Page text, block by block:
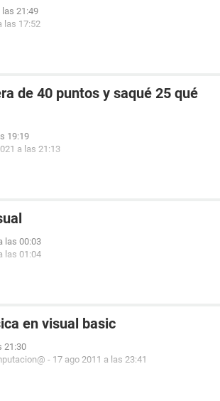
las 21:49
las 17:52
de 40 puntos y saqué 25 qué
19:19
a las 21:13
las 00:03
las 01:04
en visual basic
21:30
- 17 ago 2011 a las 23:41